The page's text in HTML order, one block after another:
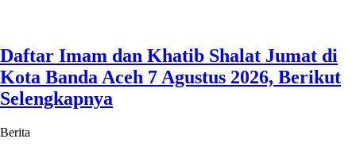
Daftar Imam dan Khatib Shalat Jumat di
Kota Banda Aceh 7 Agustus 2026, Berikut
Selengkapnya
Berita